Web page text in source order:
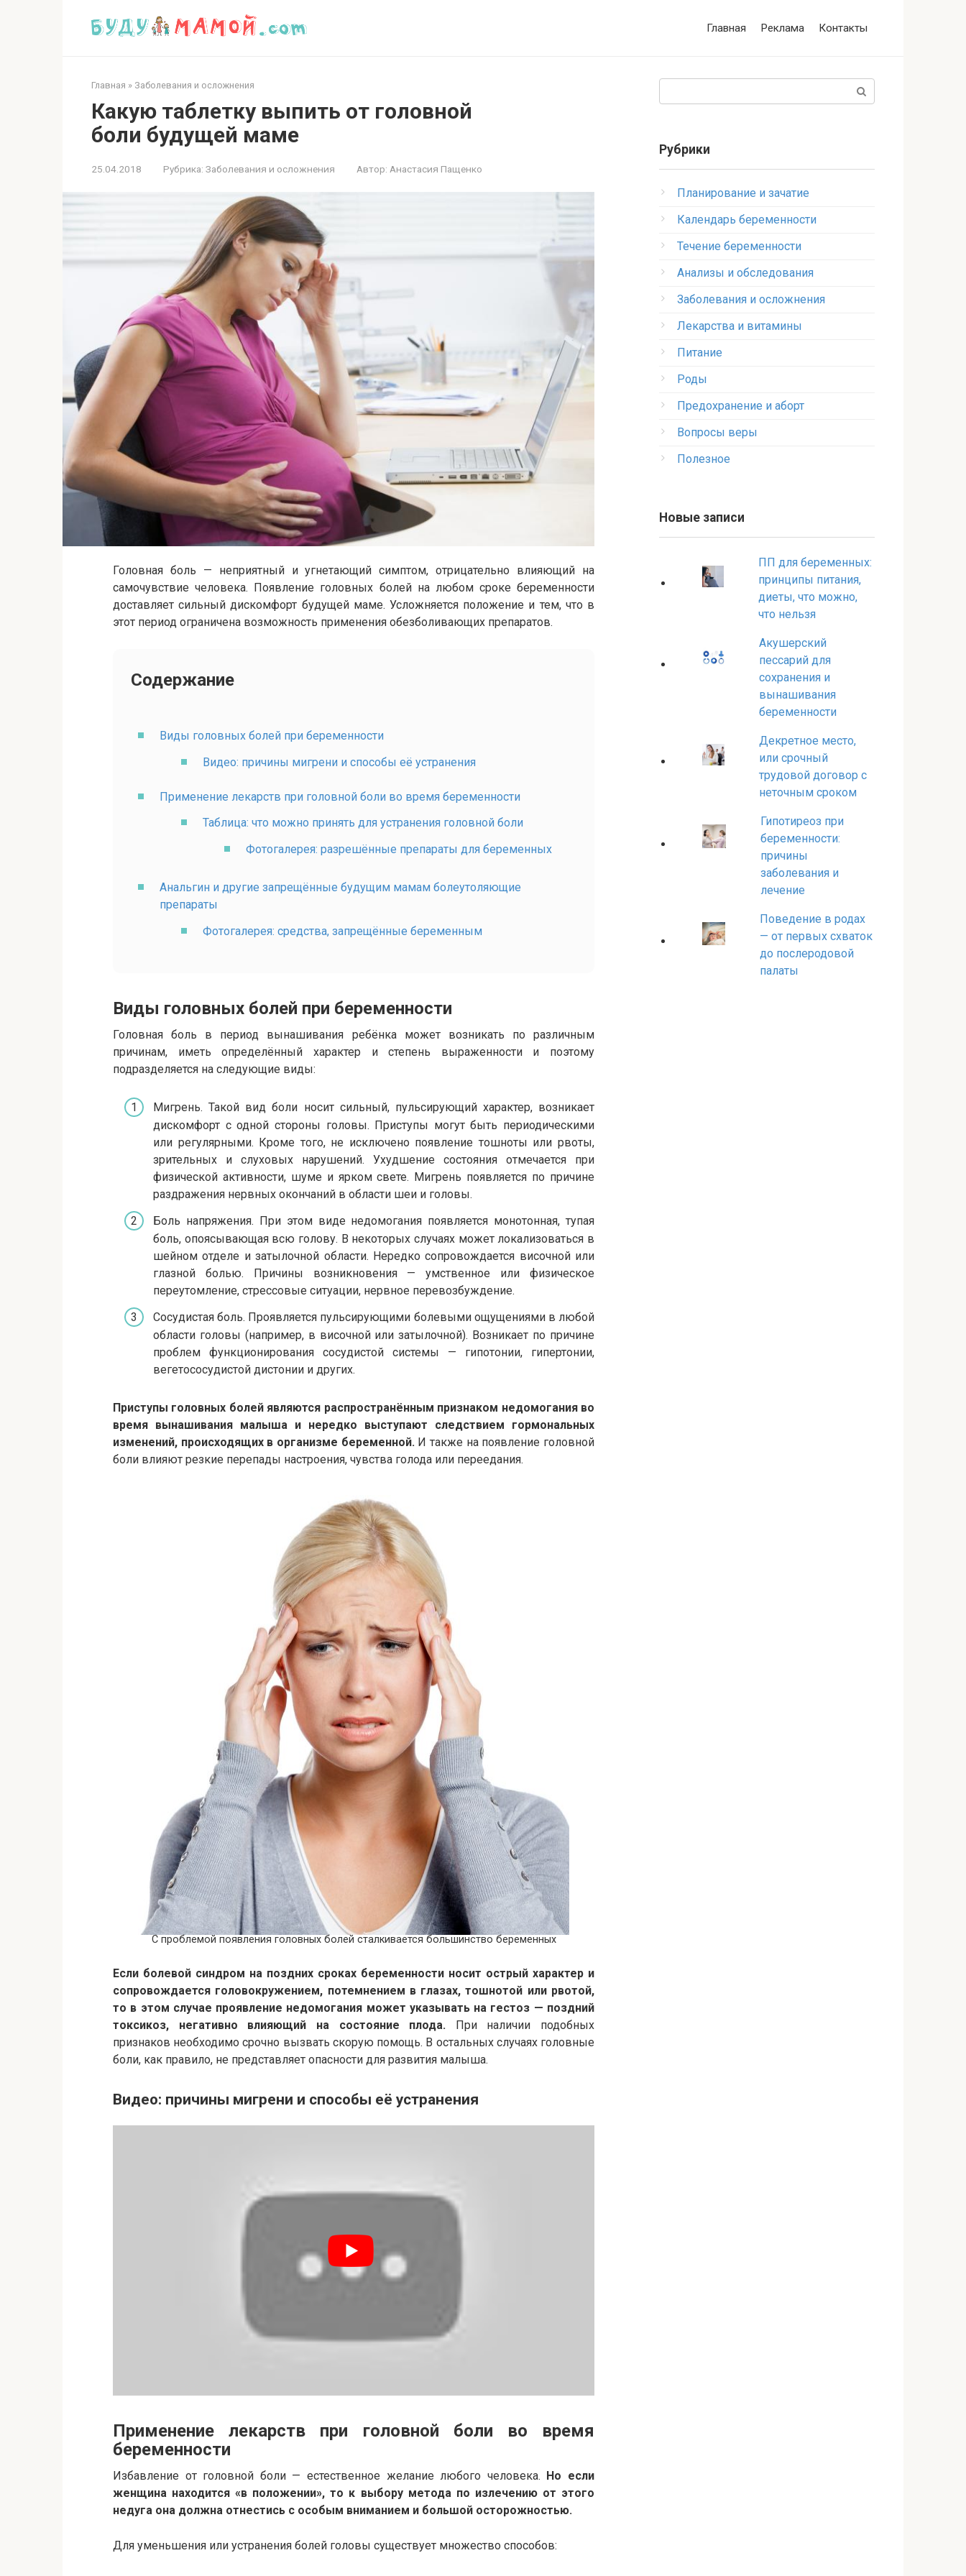
Главная Реклама Контакты
Главная » Заболевания и осложнения
Какую таблетку выпить от головной
боли будущей маме
25.04.2018 Рубрика: Заболевания и осложнения Автор: Анастасия Пащенко
Головная боль — неприятный и угнетающий симптом, отрицательно влияющий на
самочувствие человека. Появление головных болей на любом сроке беременности
доставляет сильный дискомфорт будущей маме. Усложняется положение и тем, что в
этот период ограничена возможность применения обезболивающих препаратов.
Содержание
Виды головных болей при беременности
Видео: причины мигрени и способы её устранения
Применение лекарств при головной боли во время беременности
Таблица: что можно принять для устранения головной боли
Фотогалерея: разрешённые препараты для беременных
Анальгин и другие запрещённые будущим мамам болеутоляющие
препараты
Фотогалерея: средства, запрещённые беременным
Виды головных болей при беременности
Головная боль в период вынашивания ребёнка может возникать по различным
причинам, иметь определённый характер и степень выраженности и поэтому
подразделяется на следующие виды:
Мигрень. Такой вид боли носит сильный, пульсирующий характер, возникает
дискомфорт с одной стороны головы. Приступы могут быть периодическими
или регулярными. Кроме того, не исключено появление тошноты или рвоты,
зрительных и слуховых нарушений. Ухудшение состояния отмечается при
физической активности, шуме и ярком свете. Мигрень появляется по причине
раздражения нервных окончаний в области шеи и головы.
Боль напряжения. При этом виде недомогания появляется монотонная, тупая
боль, опоясывающая всю голову. В некоторых случаях может локализоваться в
шейном отделе и затылочной области. Нередко сопровождается височной или
глазной болью. Причины возникновения — умственное или физическое
переутомление, стрессовые ситуации, нервное перевозбуждение.
Сосудистая боль. Проявляется пульсирующими болевыми ощущениями в любой
области головы (например, в височной или затылочной). Возникает по причине
проблем функционирования сосудистой системы — гипотонии, гипертонии,
вегетососудистой дистонии и других.
Приступы головных болей являются распространённым признаком недомогания во
время вынашивания малыша и нередко выступают следствием гормональных
изменений, происходящих в организме беременной.И также на появление головной
боли влияют резкие перепады настроения, чувства голода или переедания.
С проблемой появления головных болей сталкивается большинство беременных
Если болевой синдром на поздних сроках беременности носит острый характер и
сопровождается головокружением, потемнением в глазах, тошнотой или рвотой,
то в этом случае проявление недомогания может указывать на гестоз — поздний
токсикоз, негативно влияющий на состояние плода. При наличии подобных
признаков необходимо срочно вызвать скорую помощь. В остальных случаях головные
боли, как правило, не представляет опасности для развития малыша.
Видео: причины мигрени и способы её устранения
Применение лекарств при головной боли во время
беременности
Избавление от головной боли — естественное желание любого человека.
Но если
женщина находится «в положении», то к выбору метода по излечению от этого
недуга она должна отнестись с особым вниманием и большой осторожностью.
Для уменьшения или устранения болей головы существует множество способов:
Рубрики
Планирование и зачатие
Календарь беременности
Течение беременности
Анализы и обследования
Заболевания и осложнения
Лекарства и витамины
Питание
Роды
Предохранение и аборт
Вопросы веры
Полезное
Новые записи
ПП для беременных:
принципы питания,
диеты, что можно,
что нельзя
Акушерский
пессарий для
сохранения и
вынашивания
беременности
Декретное место,
или срочный
трудовой договор с
неточным сроком
Гипотиреоз при
беременности:
причины
заболевания и
лечение
Поведение в родах
— от первых схваток
до послеродовой
палаты